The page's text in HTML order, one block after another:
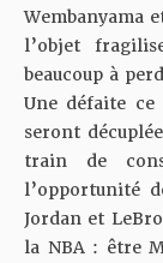
Wembanyama
l’objet
beaucoup à
Une défaite
seront
train de
l’opportunité
Jordan et
la NBA : être